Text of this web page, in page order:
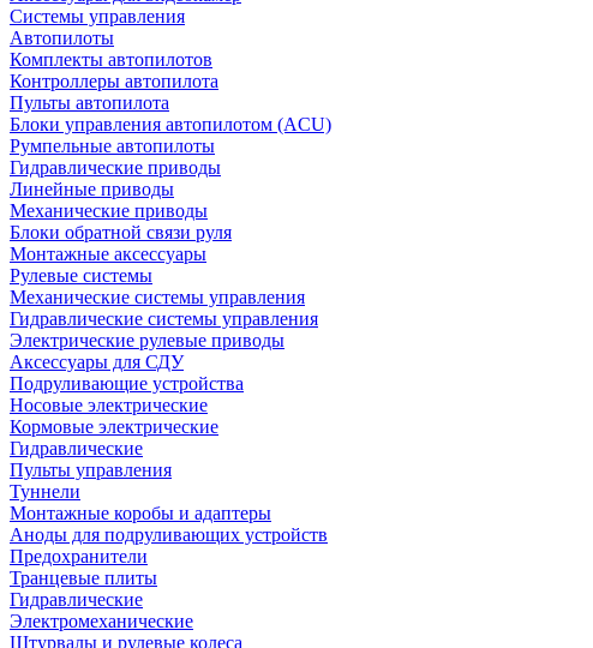
Системы управления
Автопилоты
Комплекты автопилотов
Контроллеры автопилота
Пульты автопилота
Блоки управления автопилотом (ACU)
Румпельные автопилоты
Гидравлические приводы
Линейные приводы
Механические приводы
Блоки обратной связи руля
Монтажные аксессуары
Рулевые системы
Механические системы управления
Гидравлические системы управления
Электрические рулевые приводы
Аксессуары для СДУ
Подруливающие устройства
Носовые электрические
Кормовые электрические
Гидравлические
Пульты управления
Туннели
Монтажные коробы и адаптеры
Аноды для подруливающих устройств
Предохранители
Транцевые плиты
Гидравлические
Электромеханические
Штурвалы и рулевые колеса